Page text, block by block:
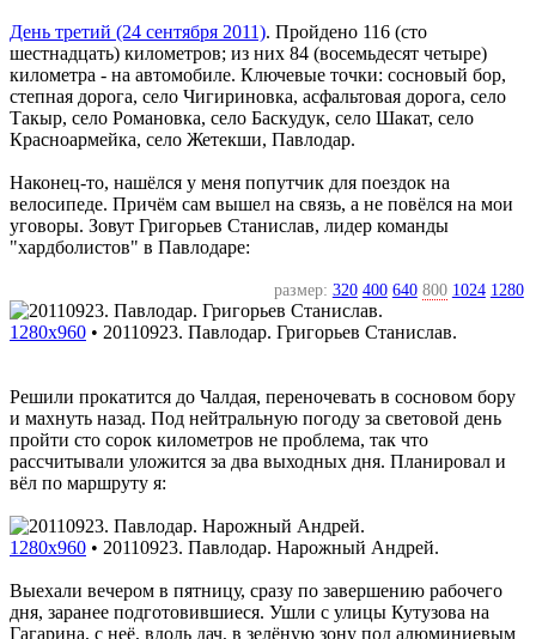
День третий (24 сентября 2011). Пройдено 116 (сто
шестнадцать) километров; из них 84 (восемьдесят четыре)
километра - на автомобиле. Ключевые точки: сосновый бор,
степная дорога, село Чигириновка, асфальтовая дорога, село
Такыр, село Романовка, село Баскудук, село Шакат, село
Красноармейка, село Жетекши, Павлодар.
Наконец-то, нашёлся у меня попутчик для поездок на
велосипеде. Причём сам вышел на связь, а не повёлся на мои
уговоры. Зовут Григорьев Станислав, лидер команды
"хардболистов" в Павлодаре:
размер: 320 400 640 800 1024 1280
1280x960 • 20110923. Павлодар. Григорьев Станислав.
Решили прокатится до Чалдая, переночевать в сосновом бору
и махнуть назад. Под нейтральную погоду за световой день
пройти сто сорок километров не проблема, так что
рассчитывали уложится за два выходных дня. Планировал и
вёл по маршруту я:
1280x960 • 20110923. Павлодар. Нарожный Андрей.
Выехали вечером в пятницу, сразу по завершению рабочего
дня, заранее подготовившиеся. Ушли с улицы Кутузова на
Гагарина, с неё, вдоль дач, в зелёную зону под алюминиевым